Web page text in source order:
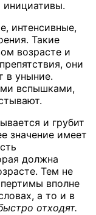
интенсивные,
Такие
возрасте и
они
в уныние.
вспышками,
и грубит
значение имеет
должна
Тем не
вполне
а то и в
отходят.